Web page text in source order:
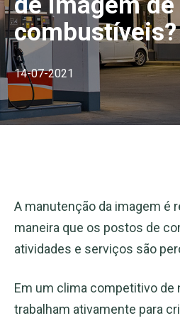
combustíveis?
14-07-2021
A manutenção da imagem é
maneira que os postos de
atividades e serviços são
Em um clima competitivo de
trabalham ativamente para